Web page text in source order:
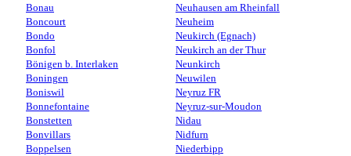
Bonau
Boncourt
Bondo
Bonfol
Bönigen b. Interlaken
Boningen
Boniswil
Bonnefontaine
Bonstetten
Bonvillars
Boppelsen
Neuhausen am Rheinfall
Neuheim
Neukirch (Egnach)
Neukirch an der Thur
Neunkirch
Neuwilen
Neyruz FR
Neyruz-sur-Moudon
Nidau
Nidfurn
Niederbipp